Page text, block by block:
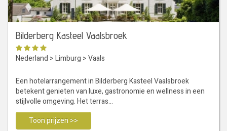
Bilderberg Kasteel Vaalsbroek
Nederland >Limburg >Vaals
Een hotelarrangement in Bilderberg Kasteel Vaalsbroek
betekent genieten van luxe, gastronomie en wellness in een
stijlvolle omgeving. Het terras…
Toon prijzen >>